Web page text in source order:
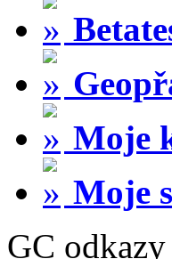
Moje
Moje
GC odkazy